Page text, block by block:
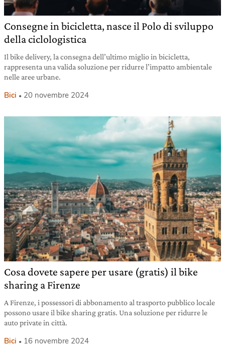
Consegne in bicicletta, nasce il Polo di sviluppo
della ciclologistica
Il bike delivery, la consegna dell’ultimo miglio in bicicletta,
rappresenta una valida soluzione per ridurre l’impatto ambientale
nelle aree urbane.
Bici 20 novembre 2024
Cosa dovete sapere per usare (gratis) il bike
sharing a Firenze
A Firenze, i possessori di abbonamento al trasporto pubblico locale
possono usare il bike sharing gratis. Una soluzione per ridurre le
auto private in città.
Bici 16 novembre 2024